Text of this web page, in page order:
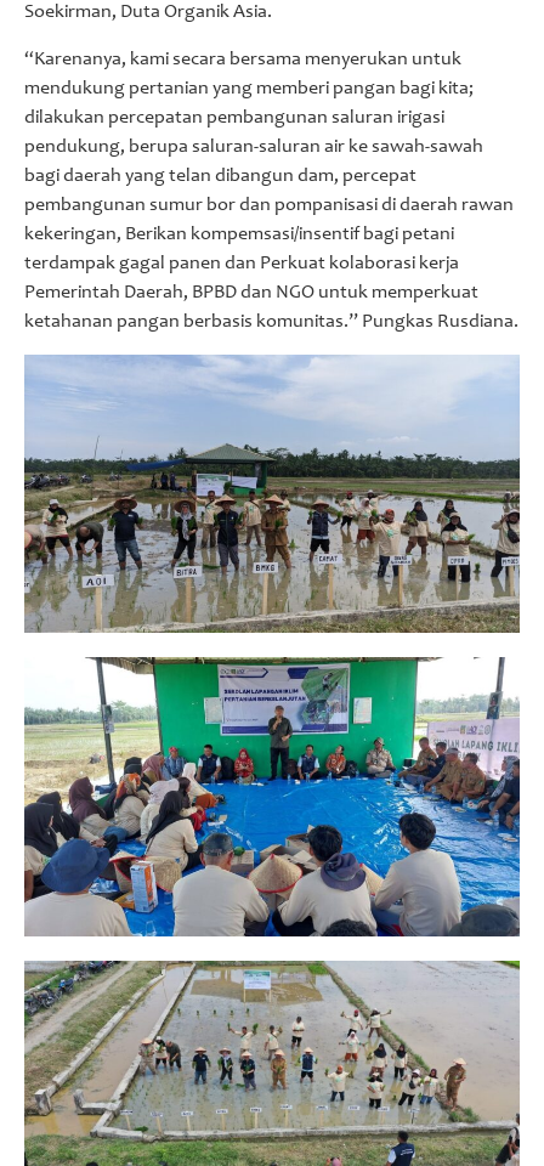
Soekirman, Duta Organik Asia.
“Karenanya, kami secara bersama menyerukan untuk
mendukung pertanian yang memberi pangan bagi kita;
dilakukan percepatan pembangunan saluran irigasi
pendukung, berupa saluran-saluran air ke sawah-sawah
bagi daerah yang telan dibangun dam, percepat
pembangunan sumur bor dan pompanisasi di daerah rawan
kekeringan, Berikan kompemsasi/insentif bagi petani
terdampak gagal panen dan Perkuat kolaborasi kerja
Pemerintah Daerah, BPBD dan NGO untuk memperkuat
ketahanan pangan berbasis komunitas.” Pungkas Rusdiana.